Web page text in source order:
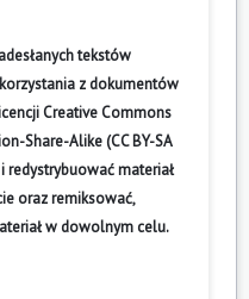
tekstów
z dokumentów
Creative Commons
Share-Alike (CC BY-SA
redystrybuować materiał
oraz remiksować,
w dowolnym celu.